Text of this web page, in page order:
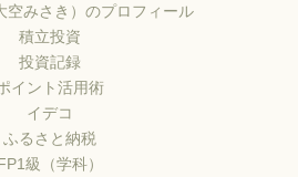
空みさき）のプロフィール
積立投資
投資記録
イント活用術
イデコ
ふるさと納税
級（学科）